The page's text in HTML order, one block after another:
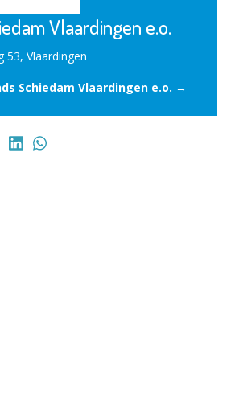
Vlaardingen e.o.
53, Vlaardingen
Schiedam Vlaardingen e.o. →